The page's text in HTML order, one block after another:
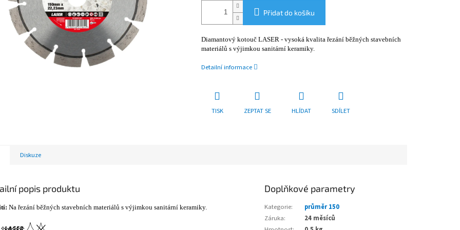
Přidat do košíku
Diamantový kotouč LASER - vysoká kvalita řezání běžných stavebních
materiálů s výjimkou sanitární keramiky.
Detailní informace
TISK ZEPTAT SE HLÍDAT SDÍLET
Diskuze
popis produktu
Na řezání běžných stavebních materiálů s výjimkou sanitární keramiky.
Doplňkové parametry
Kategorie:
průměr 150
Záruka:
24 měsíců